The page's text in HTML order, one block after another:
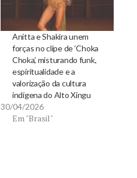
Anitta e Shakira unem
forças no clipe de ‘Choka
Choka’, misturando funk,
espiritualidade e a
valorização da cultura
indígena do Alto Xingu
30/04/2026
Em "Brasil"